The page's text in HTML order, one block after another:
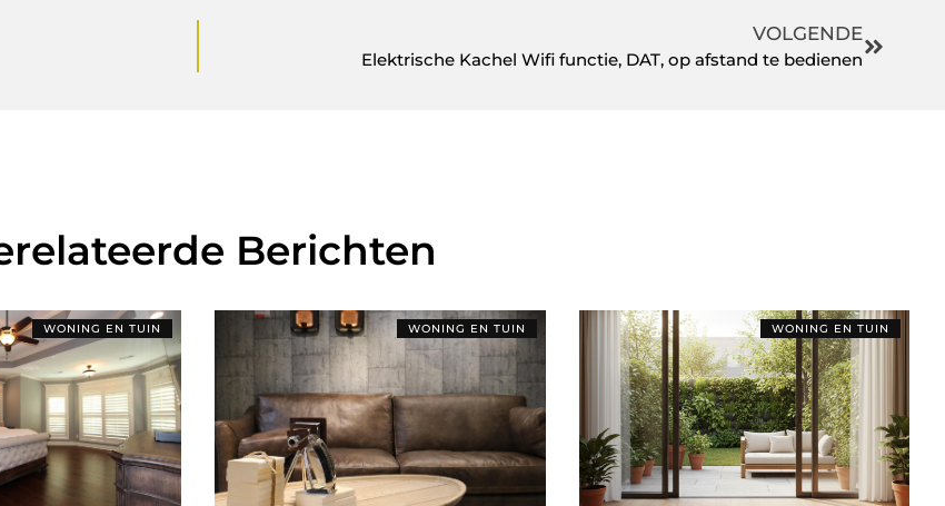
VOLGENDE
Elektrische Kachel Wifi functie, DAT, op afstand te bedienen
Berichten
WONING EN TUIN WONING EN TUIN WONING EN TUIN